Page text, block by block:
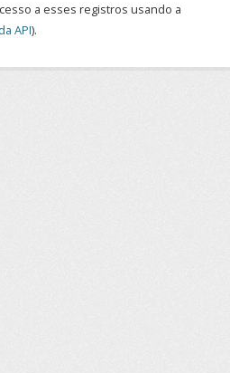
a esses registros usando a
API).